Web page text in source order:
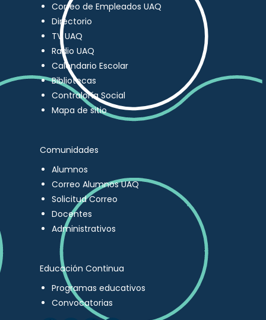
Correo de Empleados UAQ
Directorio
TV UAQ
Radio UAQ
Calendario Escolar
Bibliotecas
Contraloría Social
Mapa de sitio
Comunidades
Alumnos
Correo Alumnos UAQ
Solicitud Correo
Docentes
Administrativos
Educación Continua
Programas educativos
Convocatorias